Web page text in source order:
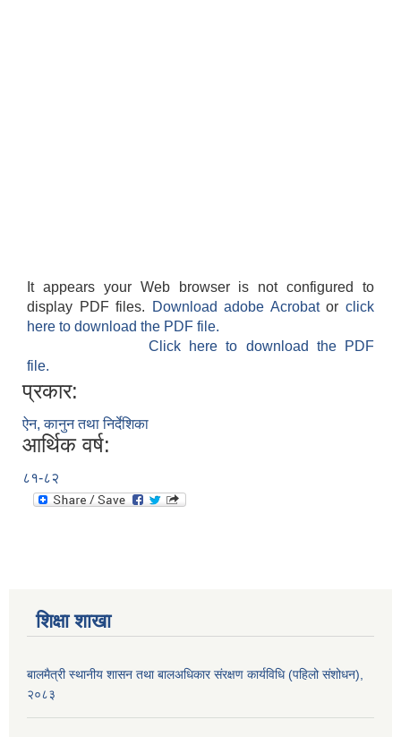
It appears your Web browser is not configured to
display PDF files.
Download adobe Acrobatorclick
here to download the PDF file.
Click here to download the PDF
file.
प्रकार:
ऐन, कानुन तथा निर्देशिका
आर्थिक वर्ष:
८१-८२
शिक्षा शाखा
बालमैत्री स्थानीय शासन तथा बालअधिकार संरक्षण कार्यविधि (पहिलो संशोधन),
२०८३